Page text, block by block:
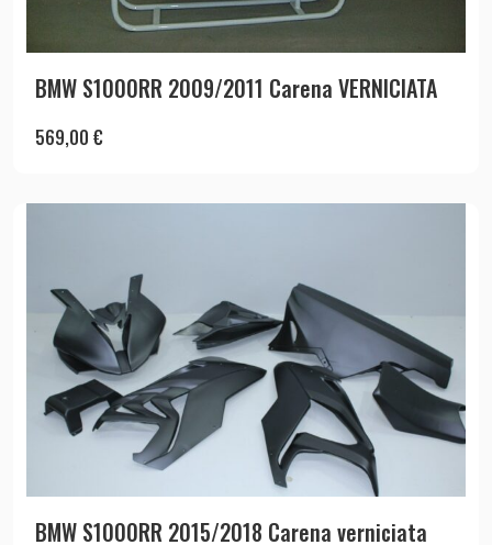
BMW S1000RR 2009/2011 Carena VERNICIATA
569,00 €
BMW S1000RR 2015/2018 Carena verniciata